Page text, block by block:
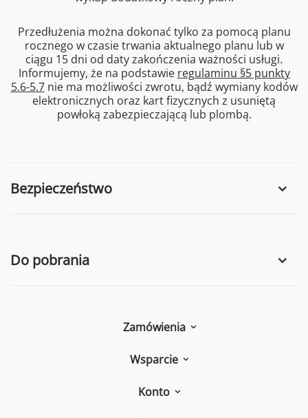
Przedłużenia można dokonać tylko za pomocą planu
rocznego w czasie trwania aktualnego planu lub w
ciągu 15 dni od daty zakończenia ważności usługi.
Informujemy, że na podstawie regulaminu §5 punkty
5.6-5.7nie ma możliwości zwrotu, bądź wymiany kodów
elektronicznych oraz kart fizycznych z usuniętą
powłoką zabezpieczającą lub plombą.
Bezpieczeństwo
Do pobrania
Zamówienia
Wsparcie
Konto